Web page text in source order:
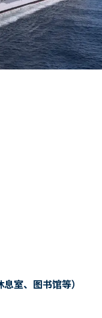
室、图书馆等）